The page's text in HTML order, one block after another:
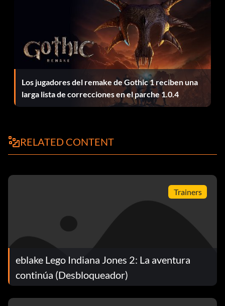
Dovchenko - WL4T6N
Biplano - 7VLKAF
Avión acrobático - RM3E84
Hot Rod - YLG2TN
Los jugadores del remake de Gothic 1 reciben una
larga lista de correcciones en el parche 1.0.4
RELATED CONTENT
Trainers
eblake Lego Indiana Jones 2: La aventura
continúa (Desbloqueador)